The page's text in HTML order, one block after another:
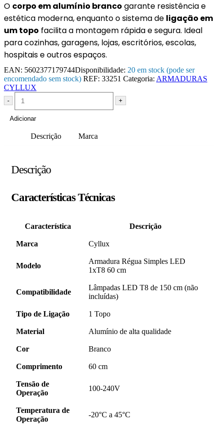
O corpo em alumínio branco garante resistência e
estética moderna, enquanto o sistema de ligação em
um topo facilita a montagem rápida e segura. Ideal
para cozinhas, garagens, lojas, escritórios, escolas,
hospitais e outros espaços.
EAN: 5602377179744Disponibilidade: 20 em stock (pode ser
encomendado sem stock) REF: 33251 Categoria: ARMADURAS
CYLLUX
- +
Adicionar
Descrição Marca
Descrição
Características Técnicas
Característica Descrição
Marca Cyllux
Modelo
Armadura Régua Simples LED
1xT8 60 cm
Compatibilidade
Lâmpadas LED T8 de 150 cm (não
incluídas)
Tipo de Ligação 1 Topo
Material Alumínio de alta qualidade
Cor Branco
Comprimento 60 cm
Tensão de
Operação
100-240V
Temperatura de
Operação
-20°C a 45°C